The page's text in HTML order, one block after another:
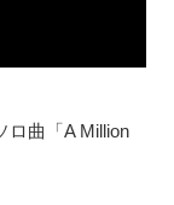
ロ曲「A Million